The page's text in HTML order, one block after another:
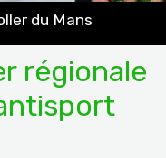
du Mans
régionale